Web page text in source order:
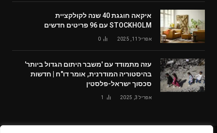
איקאה חוגגת 40 שנה לקולקציית
STOCKHOLM עם 96 פריטים חדשים
אפריל 11, 2025 0
עזה מתמודד עם 'משבר היתום הגדול ביותר'
בהיסטוריה המודרנית, אומר דו"ח | חדשות
סכסוך ישראל-פלסטין
אפריל 3, 2025 1